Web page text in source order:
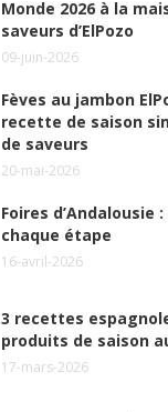
Monde 2026 à la
saveurs d’ElPozo
09-juin-2026
Fèves au jambon
recette de saison
de saveurs
20-mai-2026
Foires d’Andalousie
chaque étape
16-avril-2026
3 recettes
produits de saison
17-mars-2026